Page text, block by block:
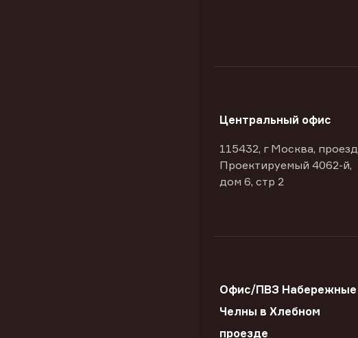
Центральный офис
115432, г Москва, проезд
Проектируемый 4062-й,
дом 6, стр 2
Офис/ПВЗ Набережные
Челны в Хлебном
проезде